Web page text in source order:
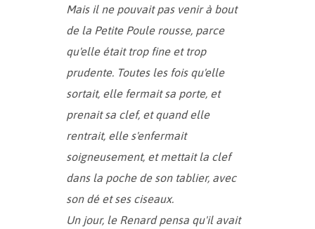
Mais il ne pouvait pas venir à bout
de la Petite Poule rousse, parce
qu'elle était trop fine et trop
prudente. Toutes les fois qu'elle
sortait, elle fermait sa porte, et
prenait sa clef, et quand elle
rentrait, elle s'enfermait
soigneusement, et mettait la clef
dans la poche de son tablier, avec
son dé et ses ciseaux.
Un jour, le Renard pensa qu'il avait